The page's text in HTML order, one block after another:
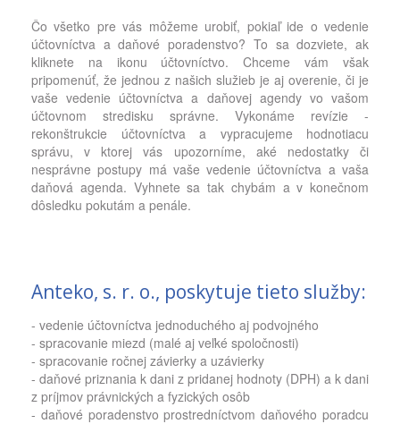
Čo všetko pre vás môžeme urobiť, pokiaľ ide o vedenie
účtovníctva a daňové poradenstvo? To sa dozviete, ak
kliknete na ikonu účtovníctvo. Chceme vám však
pripomenúť, že jednou z našich služieb je aj overenie, či je
vaše vedenie účtovníctva a daňovej agendy vo vašom
účtovnom stredisku správne. Vykonáme revízie -
rekonštrukcie účtovníctva a vypracujeme hodnotiacu
správu, v ktorej vás upozorníme, aké nedostatky či
nesprávne postupy má vaše vedenie účtovníctva a vaša
daňová agenda. Vyhnete sa tak chybám a v konečnom
dôsledku pokutám a penále.
Anteko, s. r. o., poskytuje tieto služby:
- vedenie účtovníctva jednoduchého aj podvojného
- spracovanie miezd (malé aj veľké spoločnosti)
- spracovanie ročnej závierky a uzávierky
- daňové priznania k dani z pridanej hodnoty (DPH) a k dani
z príjmov právnických a fyzických osôb
- daňové poradenstvo prostredníctvom daňového poradcu